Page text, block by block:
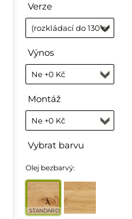
Verze
Výnos
Montáž
Vybrat barvu
Olej bezbarvý:
STANDARD